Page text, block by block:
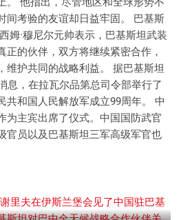
间考验的友谊却日益牢固。 巴基斯
姆·穆尼尔元帅表示，巴基斯坦武装
正的伙伴，双方将继续紧密合作，
维护共同的战略利益。 据巴基斯坦
息，在拉瓦尔品第总司令部举行了
共和国人民解放军成立99周年。 中
为主宾出席了仪式。中国国防武官
官员以及巴基斯坦三军高级军官也